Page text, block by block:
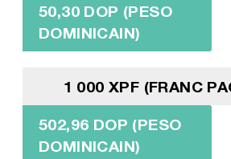
50,30 DOP (PESO
DOMINICAIN)
1 000 XPF (FRANC
502,96 DOP (PESO
DOMINICAIN)